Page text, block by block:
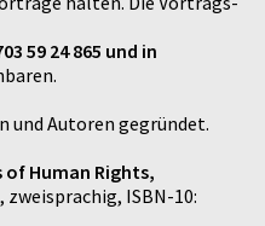
59 24 865 und in
und Autoren gegründet.
of Human Rights,
ISBN-10: